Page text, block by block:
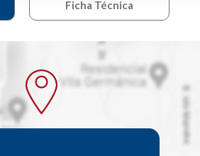
Ficha Técnica